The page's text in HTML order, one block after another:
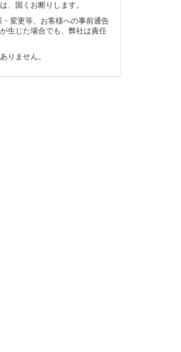
、固くお断りします。
変更等、お客様への事前通告
生じた場合でも、弊社は責任
りません。